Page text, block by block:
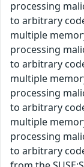
processing
to arbitrary
multiple
processing
to arbitrary
multiple
processing
to arbitrary
multiple
processing
to arbitrary